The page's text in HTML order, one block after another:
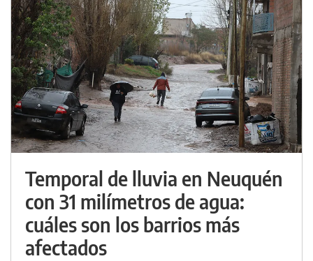
Temporal de lluvia en Neuquén
con 31 milímetros de agua:
cuáles son los barrios más
afectados